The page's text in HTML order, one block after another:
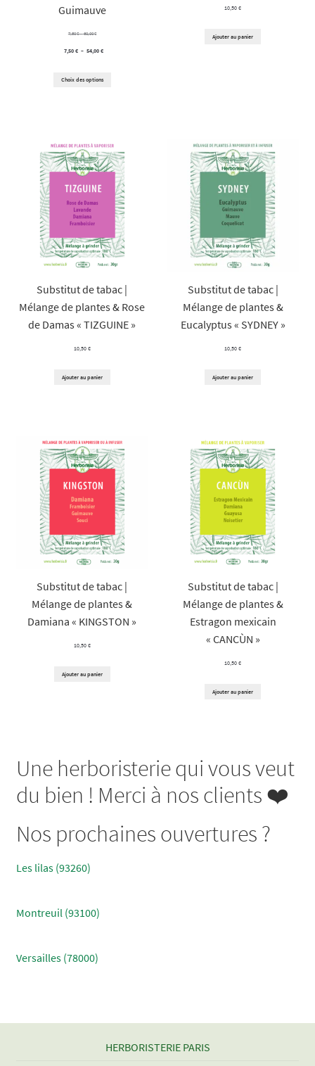
Guimauve
7,50€–60,00€Plage
de
7,50€ – 54,00€Plage
Choix des options
10,50€
Ajouter au panier
Substitut de tabac |
Mélange de plantes & Rose
de Damas « TIZGUINE »
10,50 €
Ajouter au panier
Substitut de tabac |
Mélange de plantes &
Eucalyptus « SYDNEY »
10,50€
Ajouter au panier
Substitut de tabac |
Mélange de plantes &
Damiana « KINGSTON »
10,50 €
Ajouter au panier
Substitut de tabac |
Mélange de plantes &
Estragon mexicain
« CANCÙN »
10,50€
Ajouter au panier
Une herboristerie qui vous veut
du bien ! Merci à nos clients ❤️
Nos prochaines ouvertures ?
Les lilas (93260)
Montreuil (93100)
Versailles (78000)
HERBORISTERIE PARIS